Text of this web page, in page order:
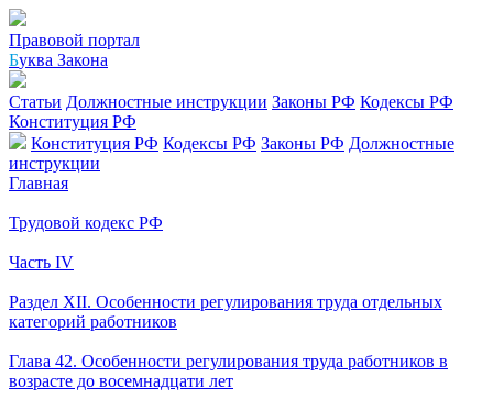
Правовой портал
Буква Закона
Статьи Должностные инструкции Законы РФ Кодексы РФ
Конституция РФ
Конституция РФ Кодексы РФ Законы РФ Должностные
инструкции
Главная
Трудовой кодекс РФ
Часть IV
Раздел XII. Особенности регулирования труда отдельных
категорий работников
Глава 42. Особенности регулирования труда работников в
возрасте до восемнадцати лет